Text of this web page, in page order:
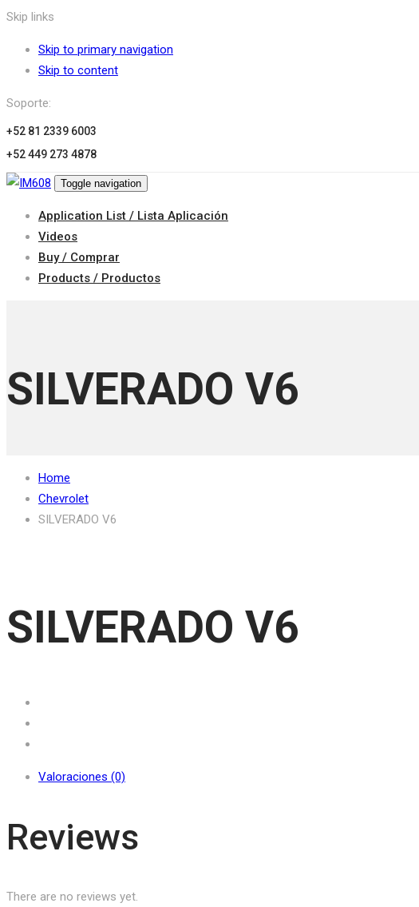
Skip links
Skip to primary navigation
Skip to content
Soporte:
+52 81 2339 6003
+52 449 273 4878
Toggle navigation
Application List / Lista Aplicación
Videos
Buy / Comprar
Products / Productos
SILVERADO V6
Home
Chevrolet
SILVERADO V6
SILVERADO V6
Valoraciones (0)
Reviews
There are no reviews yet.